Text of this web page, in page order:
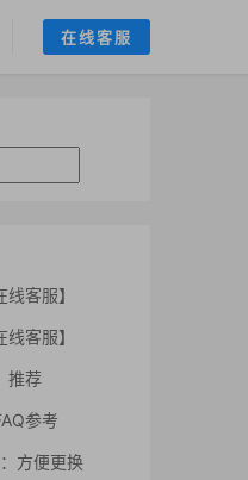
在线客服
客服】
客服】
推荐
参考
方便更换